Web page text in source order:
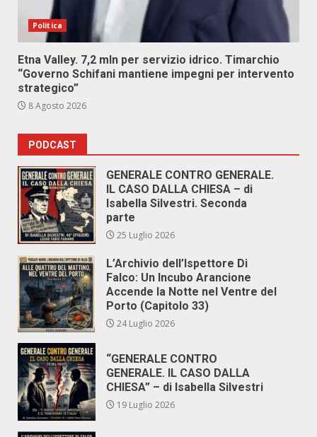
Politica
Etna Valley. 7,2 mln per servizio idrico. Timarchio
“Governo Schifani mantiene impegni per intervento
strategico”
8 Agosto 2026
PODCAST
GENERALE CONTRO GENERALE.
IL CASO DALLA CHIESA – di
Isabella Silvestri. Seconda
parte
25 Luglio 2026
L’Archivio dell’Ispettore Di
Falco: Un Incubo Arancione
Accende la Notte nel Ventre del
Porto (Capitolo 33)
24 Luglio 2026
“GENERALE CONTRO
GENERALE. IL CASO DALLA
CHIESA” – di Isabella Silvestri
19 Luglio 2026